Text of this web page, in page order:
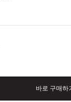
바로 구매하